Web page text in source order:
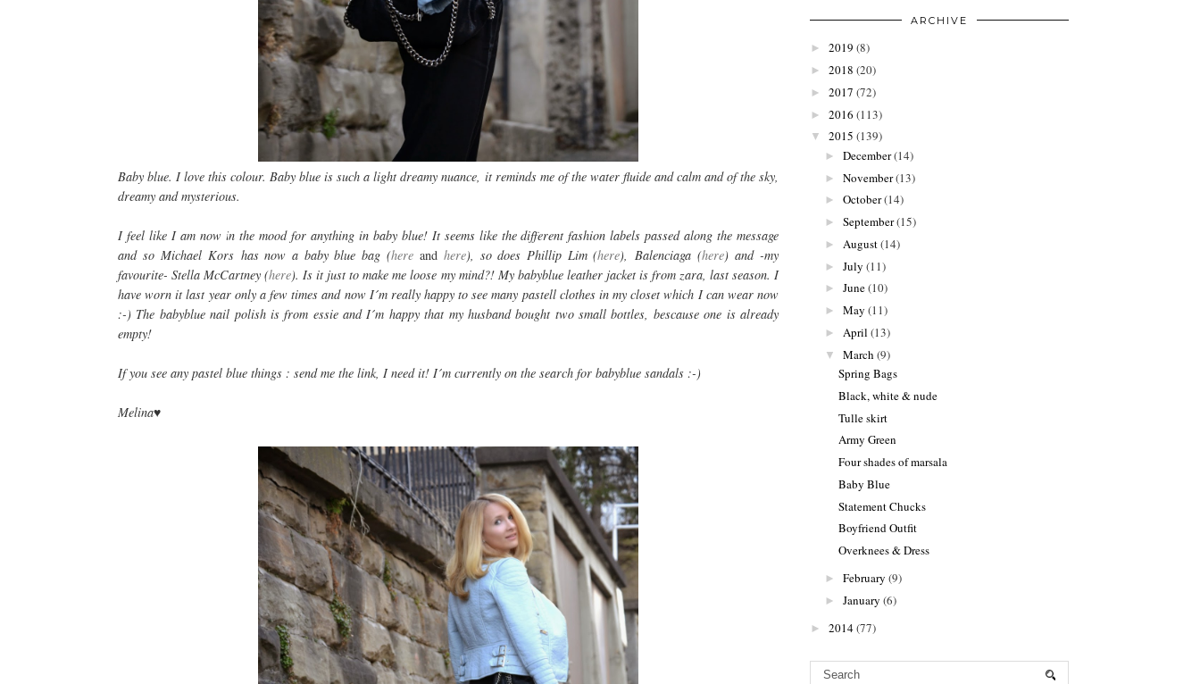
Baby blue. I love this colour. Baby blue is such a light dreamy nuance, it reminds me of the water fluide and calm and of the sky,
dreamy and mysterious.
I feel like I am now in the mood for anything in baby blue! It seems like the different fashion labels passed along the message
and so Michael Kors has now a baby blue bag (hereandhere), so does Phillip Lim (here), Balenciaga (here) and -my
favourite- Stella McCartney (here). Is it just to make me loose my mind?! My babyblue leather jacket is from zara, last season. I
have worn it last year only a few times and now I´m really happy to see many pastell clothes in my closet which I can wear now
:-) The babyblue nail polish is from essie and I´m happy that my husband bought two small bottles, bescause one is already
empty!
If you see any pastel blue things : send me the link, I need it! I´m currently on the search for babyblue sandals :-)
Melina♥
ARCHIVE
► 2019 (8)
► 2018 (20)
► 2017 (72)
► 2016 (113)
▼ 2015 (139)
► December(14)
► November(13)
► October(14)
► September(15)
► August(14)
► July (11)
► June(10)
► May (11)
► April (13)
▼ March (9)
Spring Bags
Black, white & nude
Tulle skirt
Army Green
Four shades of marsala
Baby Blue
Statement Chucks
Boyfriend Outfit
Overknees & Dress
► February (9)
► January (6)
► 2014(77)